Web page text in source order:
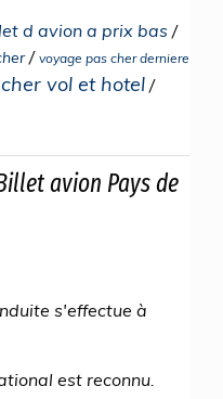
d avion a prix bas /
/ voyage pas cher derniere
vol et hotel /
avion Pays de
s'effectue à
est reconnu.